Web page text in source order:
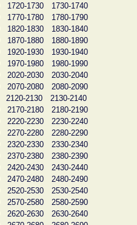
1720-1730
1730-1740
1770-1780
1780-1790
1820-1830
1830-1840
1870-1880
1880-1890
1920-1930
1930-1940
1970-1980
1980-1990
2020-2030
2030-2040
2070-2080
2080-2090
2120-2130
2130-2140
2170-2180
2180-2190
2220-2230
2230-2240
2270-2280
2280-2290
2320-2330
2330-2340
2370-2380
2380-2390
2420-2430
2430-2440
2470-2480
2480-2490
2520-2530
2530-2540
2570-2580
2580-2590
2620-2630
2630-2640